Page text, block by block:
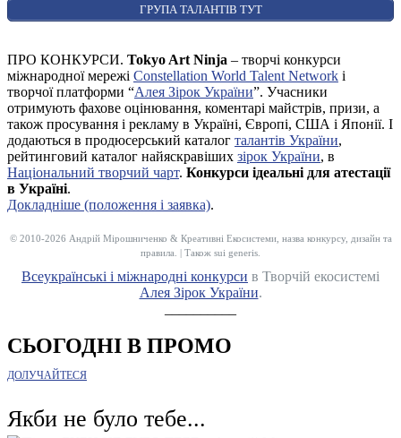
ГРУПА ТАЛАНТІВ ТУТ
ПРО КОНКУРСИ. Tokyo Art Ninja – творчі конкурси
міжнародної мережі Constellation World Talent Network і
творчої платформи “Алея Зірок України”. Учасники
отримують фахове оцінювання, коментарі майстрів, призи, а
також просування і рекламу в Україні, Європі, США і Японії. І
додаються в продюсерський каталог талантів України,
рейтинговий каталог найяскравіших зірок України, в
Національний творчий чарт. Конкурси ідеальні для атестації
в Україні.
Докладніше (положення і заявка).
© 2010-2026 Андрій Мірошниченко & Креативні Екосистеми, назва конкурсу, дизайн та
правила. | Також sui generis.
Всеукраїнські і міжнародні конкурси в Творчій екосистемі
Алея Зірок України.
СЬОГОДНІ В ПРОМО
ДОЛУЧАЙТЕСЯ
Якби не було тебе...